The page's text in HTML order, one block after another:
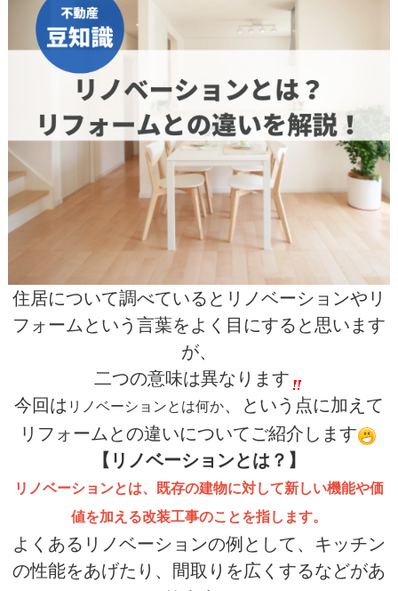
住居について調べているとリノベーションやリ
フォームという言葉をよく目にすると思います
が、
二つの意味は異なります
今回は リノベーションとは何か、という点に加えて
リフォームとの違いについてご紹介します
【リノベーションとは？】
リノベーションとは、既存の建物に対して新しい機能や価
値を加える改装工事のことを指します。
よくあるリノベーションの例として、キッチン
の性能をあげたり、間取りを広くするなどがあ